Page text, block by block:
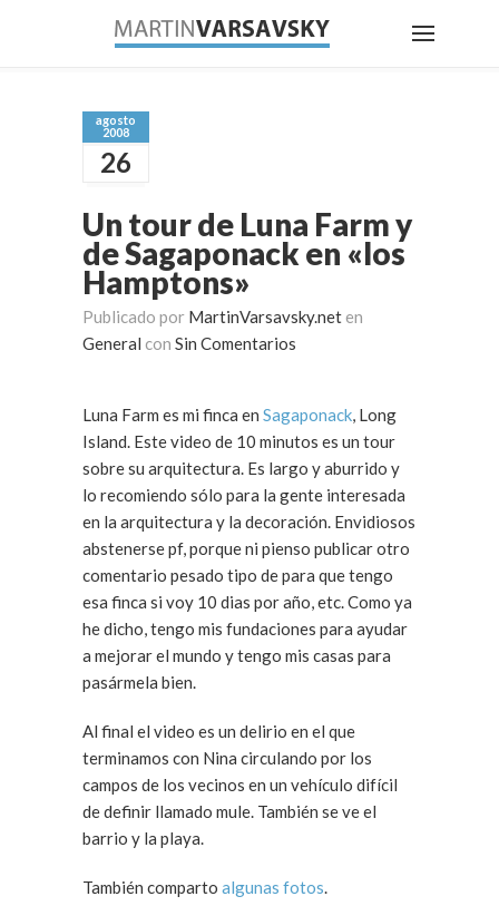
agosto
2008
26
Un tour de Luna Farm y
de Sagaponack en «los
Hamptons»
Publicado por MartinVarsavsky.net en
General con Sin Comentarios
Luna Farm es mi finca en Sagaponack, Long
Island. Este video de 10 minutos es un tour
sobre su arquitectura. Es largo y aburrido y
lo recomiendo sólo para la gente interesada
en la arquitectura y la decoración. Envidiosos
abstenerse pf, porque ni pienso publicar otro
comentario pesado tipo de para que tengo
esa finca si voy 10 dias por año, etc. Como ya
he dicho, tengo mis fundaciones para ayudar
a mejorar el mundo y tengo mis casas para
pasármela bien.
Al final el video es un delirio en el que
terminamos con Nina circulando por los
campos de los vecinos en un vehículo difícil
de definir llamado mule. También se ve el
barrio y la playa.
También comparto algunas fotos.